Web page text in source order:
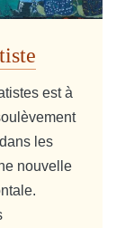
est à
les
nouvelle